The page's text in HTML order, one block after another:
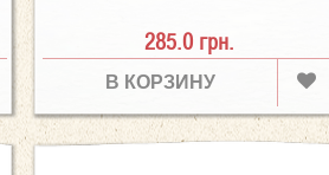
285.0 грн.
В КОРЗИНУ